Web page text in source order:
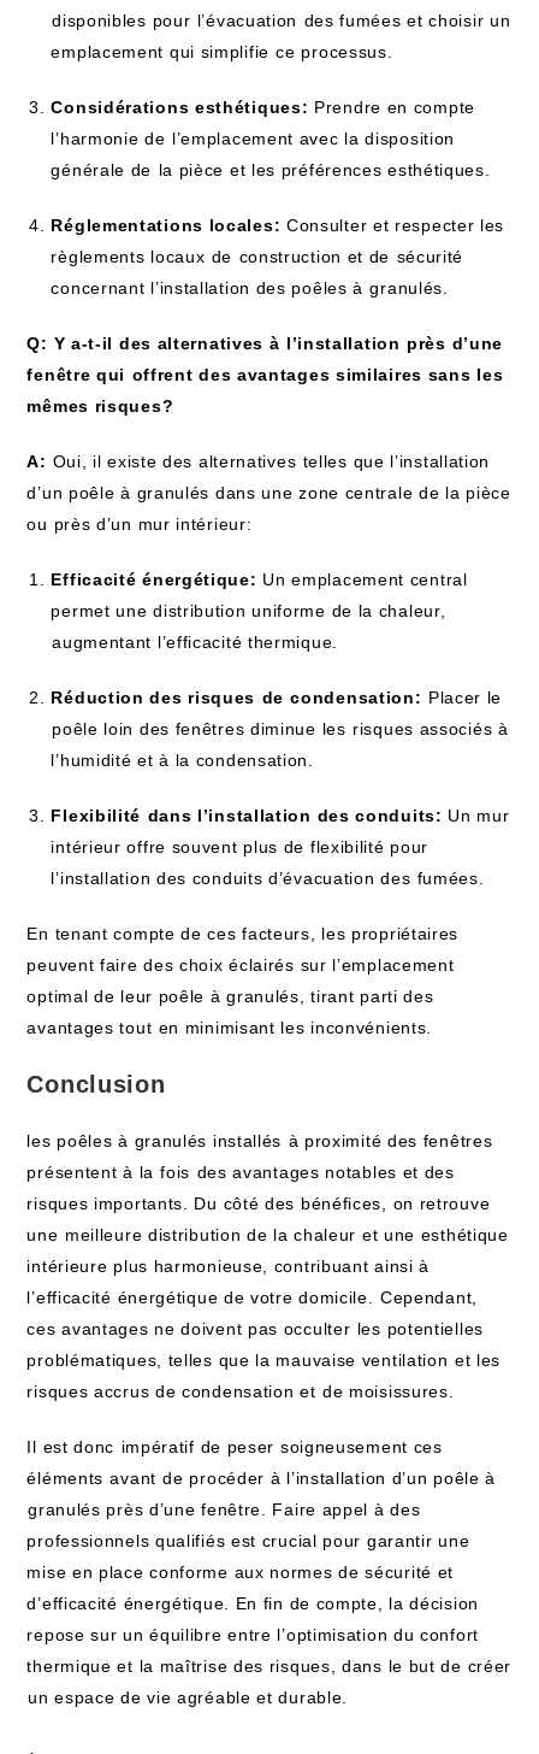
⁢disponibles pour ⁤l’évacuation ⁤des fumées et choisir un​
emplacement qui simplifie⁢ ce processus.
Considérations esthétiques: Prendre en compte⁢
l’harmonie ‌de ⁢l’emplacement avec la disposition
générale de ⁤la pièce et les préférences esthétiques.
Réglementations locales: Consulter et respecter les​
règlements locaux ⁣de⁢ construction et de⁣ sécurité
concernant l’installation des poêles à ⁣granulés.
Q: ‌Y a-t-il des alternatives ⁣à l’installation⁢ près d’une⁤
fenêtre ‍qui ⁢offrent​ des avantages similaires sans les
mêmes risques?
A: Oui, il existe ​des alternatives⁢ telles‌ que l’installation
‌d’un poêle‌ à granulés dans une zone ‍centrale de​ la pièce
ou près d’un mur intérieur:
Efficacité énergétique: Un emplacement central
permet une distribution uniforme de la chaleur,
⁣augmentant l’efficacité thermique.
Réduction des risques⁢ de ⁤condensation: ⁢Placer le
⁣poêle loin des fenêtres diminue les⁢ risques associés à
l’humidité et à la ‌condensation.
Flexibilité⁣ dans l’installation des conduits: Un mur
intérieur offre‍ souvent plus de flexibilité pour
l’installation des‍ conduits d’évacuation des⁢ fumées.
En tenant compte de ces facteurs, les propriétaires
peuvent faire des choix éclairés sur l’emplacement
optimal de leur poêle à granulés, tirant parti des
avantages tout ⁣en minimisant les inconvénients.
Conclusion
les poêles à granulés installés⁢ à proximité des fenêtres
présentent à​ la ⁢fois⁤ des avantages notables ​et des
risques​ importants. Du côté des bénéfices, on ​retrouve
une ⁢meilleure distribution de la chaleur et une esthétique
intérieure plus harmonieuse, contribuant​ ainsi à
l’efficacité énergétique de votre domicile. ⁢Cependant,⁤
ces avantages ne‍ doivent pas occulter ⁤les potentielles
problématiques, telles que la mauvaise ventilation⁤ et les
risques accrus de condensation et⁢ de moisissures.
Il est donc⁤ impératif​ de peser soigneusement ces⁤
éléments⁣ avant⁣ de procéder ‍à l’installation‍ d’un poêle‌ à
⁤granulés près d’une fenêtre. Faire appel à des
professionnels qualifiés est crucial pour garantir une
mise en place conforme ​aux normes de sécurité et
‌d’efficacité énergétique. En fin de compte, la décision
repose sur un équilibre entre l’optimisation du confort
thermique et la maîtrise des risques, dans le but de créer
⁤un espace de vie agréable et durable.